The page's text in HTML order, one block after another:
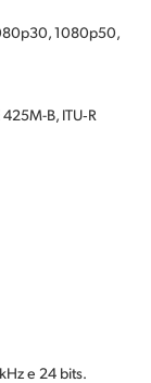
1080p50,
B, ITU‑R
e 24 bits.